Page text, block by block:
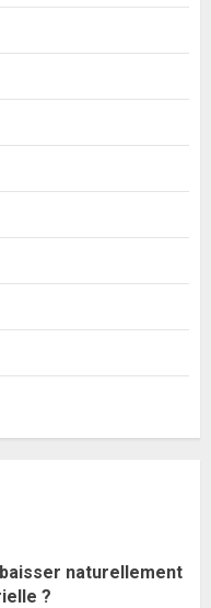
naturellement
?